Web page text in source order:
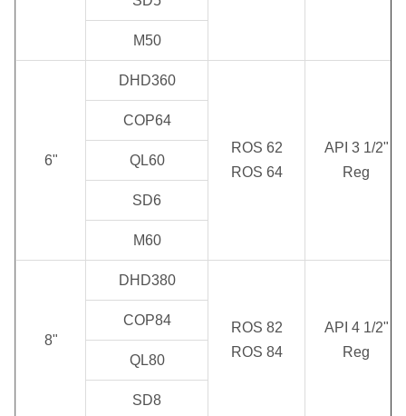
M50
6"
DHD360
ROS 62
ROS 64
API 3 1/2"
Reg
COP64
QL60
SD6
M60
8"
DHD380
ROS 82
ROS 84
API 4 1/2"
Reg
COP84
QL80
SD8